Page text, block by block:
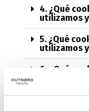
4. ¿Qué
utilizamos
5. ¿Qué
utilizamos
6. ¿Qué